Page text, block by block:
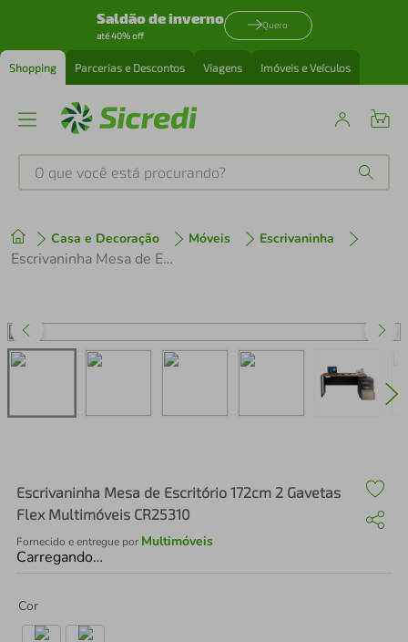
Saldão de inverno
até 40% off
Quero
Shopping Parcerias e Descontos Viagens Imóveis e Veículos
O que você está procurando?
Casa e Decoração Móveis Escrivaninha
Escrivaninha Mesa de Escritório 172cm 2 Gavetas Flex Multimóveis CR25310
Escrivaninha Mesa de Escritório 172cm 2 Gavetas
Flex Multimóveis CR25310
Fornecido e entregue por Multimóveis
Carregando…
Cor
1º tenis
perfume